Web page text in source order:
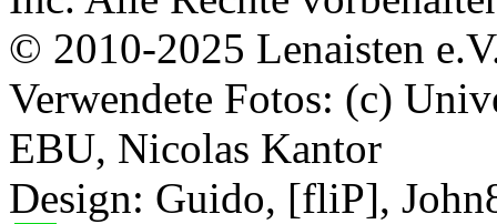
© 2010-2025 Lenaisten
Verwendete Fotos: (c)
EBU, Nicolas Kantor
Design: Guido, [fliP],